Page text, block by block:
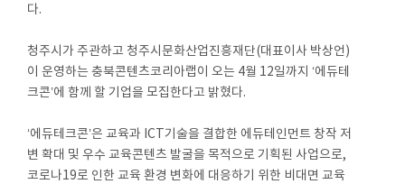
다.
청주시가 주관하고 청주시문화산업진흥재단(대표이사 박상언)
이 운영하는 충북콘텐츠코리아랩이 오는 4월 12일까지 ‘에듀테
크콘’에 함께 할 기업을 모집한다고 밝혔다.
‘에듀테크콘’은 교육과 ICT기술을 결합한 에듀테인먼트 창작 저
변 확대 및 우수 교육콘텐츠 발굴을 목적으로 기획된 사업으로,
코로나19로 인한 교육 환경 변화에 대응하기 위한 비대면 교육